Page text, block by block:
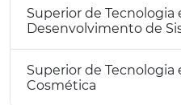
Superior de Tecnologia
Desenvolvimento de
Superior de Tecnologia
Cosmética